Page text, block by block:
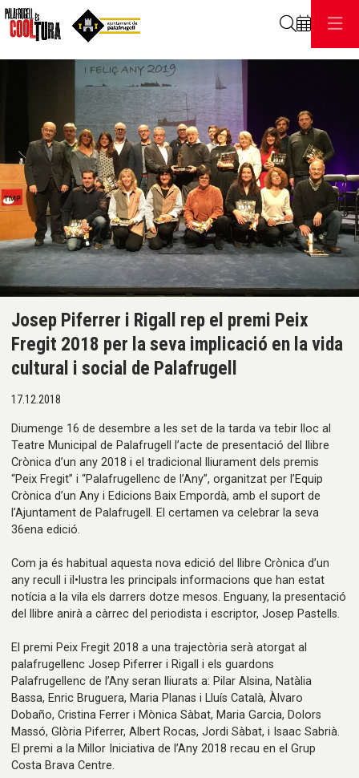
Josep Piferrer i Rigall rep el premi Peix
Fregit 2018 per la seva implicació en la vida
cultural i social de Palafrugell
17.12.2018
Diumenge 16 de desembre a les set de la tarda va tebir lloc al
Teatre Municipal de Palafrugell l’acte de presentació del llibre
Crònica d’un any 2018 i el tradicional lliurament dels premis
“Peix Fregit” i “Palafrugellenc de l’Any”, organitzat per l’Equip
Crònica d’un Any i Edicions Baix Empordà, amb el suport de
l’Ajuntament de Palafrugell. El certamen va celebrar la seva
36ena edició.
Com ja és habitual aquesta nova edició del llibre Crònica d’un
any recull i il•lustra les principals informacions que han estat
notícia a la vila els darrers dotze mesos. Enguany, la presentació
del llibre anirà a càrrec del periodista i escriptor, Josep Pastells.
El premi Peix Fregit 2018 a una trajectòria serà atorgat al
palafrugellenc Josep Piferrer i Rigall i els guardons
Palafrugellenc de l’Any seran lliurats a: Pilar Alsina, Natàlia
Bassa, Enric Bruguera, Maria Planas i Lluís Català, Àlvaro
Dobaño, Cristina Ferrer i Mònica Sàbat, Maria Garcia, Dolors
Massó, Glòria Piferrer, Albert Rocas, Jordi Sàbat, i Isaac Sabrià.
El premi a la Millor Iniciativa de l’Any 2018 recau en el Grup
Costa Brava Centre.